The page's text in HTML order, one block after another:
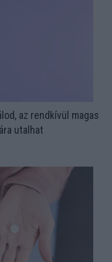
az rendkívül magas
utalhat